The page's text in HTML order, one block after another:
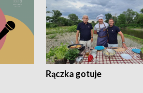
Rączka gotuje